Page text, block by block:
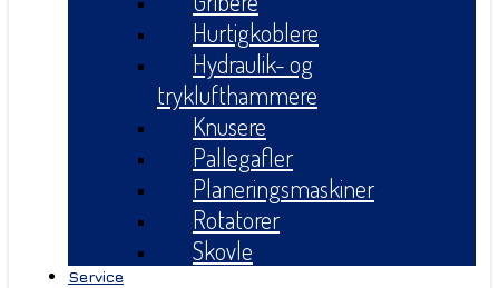
Hurtigkoblere
Hydraulik- og
tryklufthammere
Knusere
Pallegafler
Planeringsmaskiner
Rotatorer
Skovle
Service